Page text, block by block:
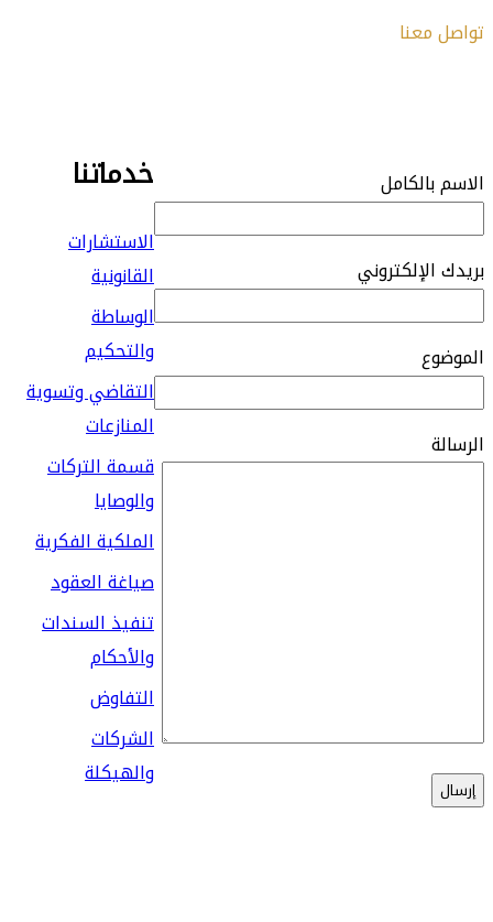
خدماتنا
الاستشارات
القانونية
الوساطة
والتحكيم
التقاضي وتسوية
المنازعات
قسمة التركات
والوصايا
الملكية الفكرية
صياغة العقود
تنفيذ السندات
والأحكام
التفاوض
الشركات
والهيكلة